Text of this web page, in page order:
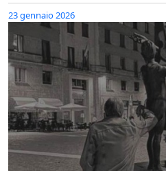
23 gennaio 2026